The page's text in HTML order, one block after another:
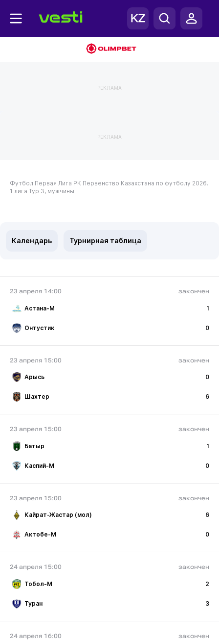
РЕКЛАМА
РЕКЛАМА
Футбол Первая Лига РК Первенство Казахстана по футболу 2026.
1 лига Тур 3, мужчины
Календарь Турнирная таблица
23 апреля 14:00 закончен
Астана-М 1
Онтустик 0
23 апреля 15:00 закончен
Арысь 0
Шахтер 6
23 апреля 15:00 закончен
Батыр 1
Каспий-М 0
23 апреля 15:00 закончен
Кайрат-Жастар (мол) 6
Актобе-М 0
24 апреля 15:00 закончен
Тобол-М 2
Туран 3
24 апреля 16:00 закончен